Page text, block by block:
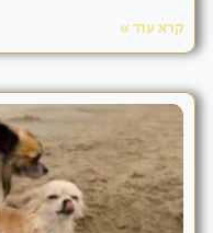
קרא עוד »